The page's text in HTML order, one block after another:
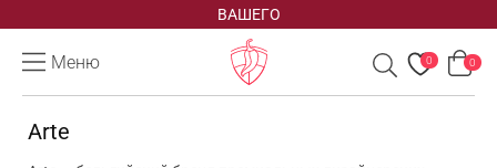
ВАШЕГО
Меню 0 0
Arte